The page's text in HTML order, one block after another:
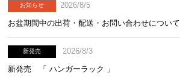
お知らせ
2026/8/5
お盆期間中の出荷・配送・お問い合わせについて
新発売
2026/8/3
新発売 「 ハンガーラック 」